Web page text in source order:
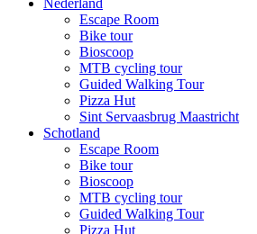
Nederland
Escape Room
Bike tour
Bioscoop
MTB cycling tour
Guided Walking Tour
Pizza Hut
Sint Servaasbrug Maastricht
Schotland
Escape Room
Bike tour
Bioscoop
MTB cycling tour
Guided Walking Tour
Pizza Hut